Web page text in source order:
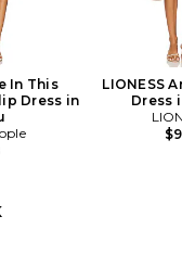
In This
Dress in
LIONESS
Dress